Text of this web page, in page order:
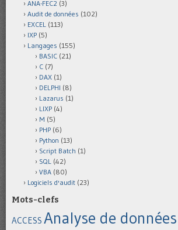
ANA-FEC2 (3)
Audit de données (102)
EXCEL (113)
IXP (5)
Langages (155)
BASIC (21)
C (7)
DAX (1)
DELPHI (8)
Lazarus (1)
LIXP (4)
M (5)
PHP (6)
Python (13)
Script Batch (1)
SQL (42)
VBA (80)
Logiciels d'audit (23)
Mots-clefs
ACCESS Analyse de données